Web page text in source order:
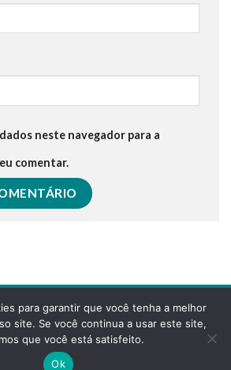
neste navegador para a
comentar.
DE PRIVACIDADE FAQS
para garantir que você tenha a melhor
site. Se você continua a usar este site,
que você está satisfeito.
Ok